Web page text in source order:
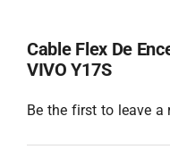
Cable Flex De
VIVO Y17S
Be the first to leave a